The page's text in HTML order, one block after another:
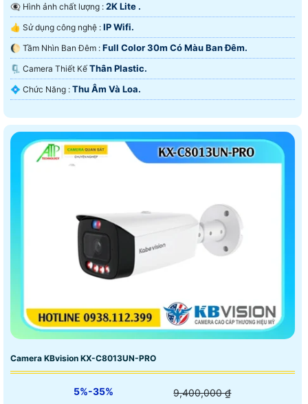
👁️‍🗨 Hình ảnh chất lượng : 2K Lite .
👍 Sử dụng công nghệ : IP Wifi.
🌔 Tầm Nhìn Ban Đêm : Full Color 30m Có Màu Ban Ðêm.
🗜️ Camera Thiết Kế Thân Plastic.
️💠 Chức Năng : Thu Âm Và Loa.
Camera KBvision KX-C8013UN-PRO
5%-35% 9,400,000 ₫